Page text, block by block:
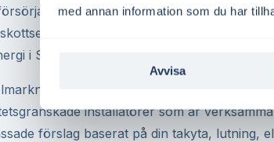
med annan information som du har
Avvisa
och bidra till ett mer hållbart
kan säljas och ge intäkter, vilket
i Svedala.
kan du jämföra offerter från flera
installatörer som är
förslag baserat på din takyta, lutning,